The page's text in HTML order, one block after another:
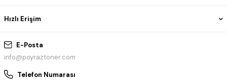
E-Posta
info@poyraztoner.com
Telefon Numarası
Hızlı Erişim